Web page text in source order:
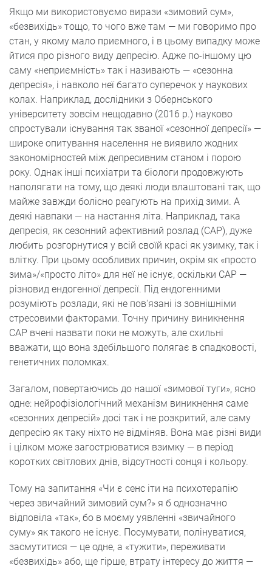
Якщо ми використовуємо вирази «зимовий сум»,
«безвихідь» тощо, то чого вже там — ми говоримо про
стан, у якому мало приємного, і в цьому випадку може
йтися про різного виду депресію. Адже по-іншому цю
саму «неприємність» так і називають — «сезонна
депресія», і навколо неї багато суперечок у наукових
колах. Наприклад, дослідники з Обернського
університету зовсім нещодавно (2016 р.) науково
спростували існування так званої «сезонної депресії» —
широке опитування населення не виявило жодних
закономірностей між депресивним станом і порою
року. Однак інші психіатри та біологи продовжують
наполягати на тому, що деякі люди влаштовані так, що
майже завжди болісно реагують на прихід зими. А
деякі навпаки — на настання літа. Наприклад, така
депресія, як сезонний афективний розлад (САР), дуже
любить розгорнутися у всій своїй красі як узимку, так і
влітку. При цьому особливих причин, окрім як «просто
зима»/«просто літо» для неї не існує, оскільки САР —
різновид ендогенної депресії. Під ендогенними
розуміють розлади, які не пов'язані із зовнішніми
стресовими факторами. Точну причину виникнення
САР вчені назвати поки не можуть, але схильні
вважати, що вона здебільшого полягає в спадковості,
генетичних поломках.
Загалом, повертаючись до нашої «зимової туги», ясно
одне: нейрофізіологічний механізм виникнення саме
«сезонних депресій» досі так і не розкритий, але саму
депресію як таку ніхто не відміняв. Вона має різні види
і цілком може загострюватися взимку — в період
коротких світлових днів, відсутності сонця і кольору.
Тому на запитання «Чи є сенс іти на психотерапію
через звичайний зимовий сум?» я б однозначно
відповіла «так», бо в моєму уявленні «звичайного
суму» як такого не існує. Посумувати, полінуватися,
засмутитися — це одне, а «тужити», переживати
«безвихідь» або, ще гірше, втрату інтересу до життя —